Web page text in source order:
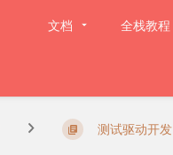
文档 全栈教程
测试驱动开发